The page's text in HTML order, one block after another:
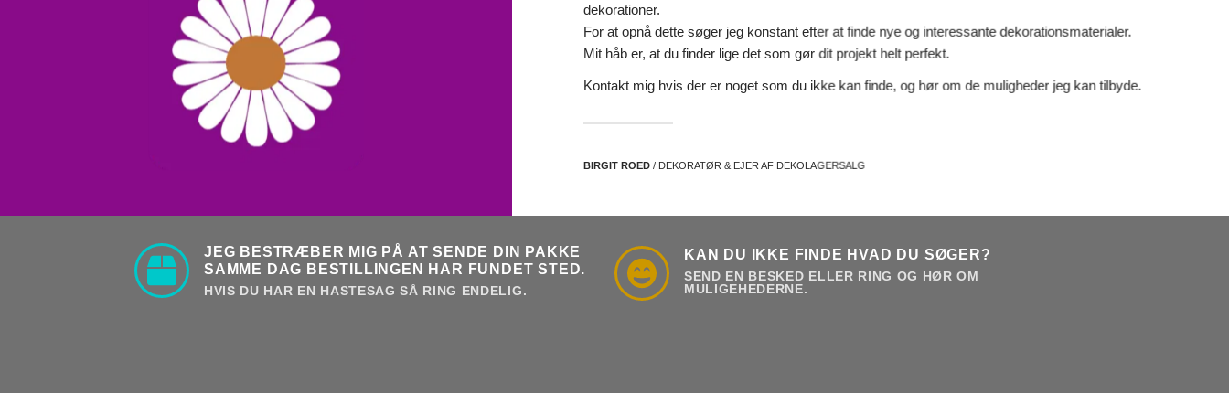
dekorationer.
For at opnå dette søger jeg konstant efter at finde nye og interessante dekorationsmaterialer.
Mit håb er, at du finder lige det som gør dit projekt helt perfekt.
Kontakt mig hvis der er noget som du ikke kan finde, og hør om de muligheder jeg kan tilbyde.
BIRGIT ROED / DEKORATØR & EJER AF DEKOLAGERSALG
JEG BESTRÆBER MIG PÅ AT SENDE DIN PAKKE
SAMME DAG BESTILLINGEN HAR FUNDET STED.
HVIS DU HAR EN HASTESAG SÅ RING ENDELIG.
KAN DU IKKE FINDE HVAD DU SØGER?
SEND EN BESKED ELLER RING OG HØR OM
MULIGEHEDERNE.